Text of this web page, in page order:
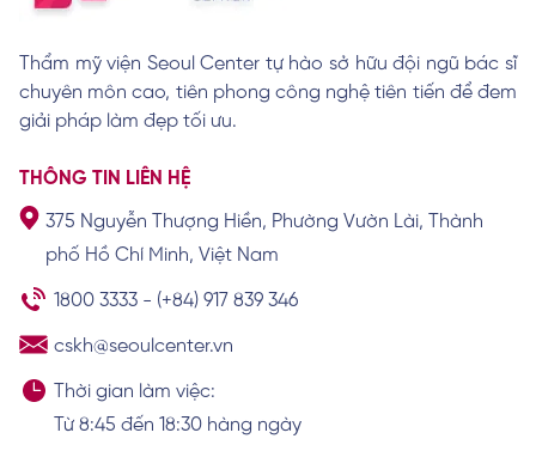
Cách trị thâm viền môi đơn giản và hiệu
quả nhanh
Cách vệ sinh môi sau khi khử thâm giúp
môi nhanh lành
Thẩm mỹ viện Seoul Center tự hào sở hữu đội ngũ bác sĩ
chuyên môn cao, tiên phong công nghệ tiên tiến để đem
giải pháp làm đẹp tối ưu.
THÔNG TIN LIÊN HỆ
375 Nguyễn Thượng Hiền, Phường Vườn Lài, Thành
phố Hồ Chí Minh, Việt Nam
1800 3333 - (+84) 917 839 346
cskh@seoulcenter.vn
Thời gian làm việc:
Từ 8:45 đến 18:30 hàng ngày